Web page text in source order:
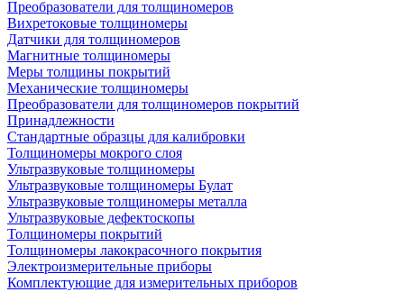
Преобразователи для толщиномеров
Вихретоковые толщиномеры
Датчики для толщиномеров
Магнитные толщиномеры
Меры толщины покрытий
Механические толщиномеры
Преобразователи для толщиномеров покрытий
Принадлежности
Стандартные образцы для калибровки
Толщиномеры мокрого слоя
Ультразвуковые толщиномеры
Ультразвуковые толщиномеры Булат
Ультразвуковые толщиномеры металла
Ультразвуковые дефектоскопы
Толщиномеры покрытий
Толщиномеры лакокрасочного покрытия
Электроизмерительные приборы
Комплектующие для измерительных приборов